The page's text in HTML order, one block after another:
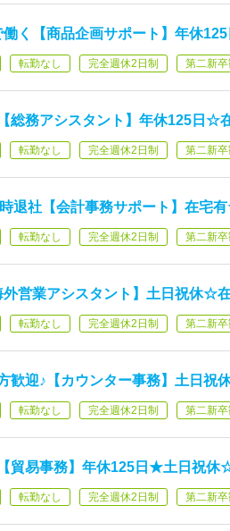
く【商品企画サポート】年休
転勤なし 完全週休2日制 第二新卒
総務アシスタント】年休125日☆
転勤なし 完全週休2日制 第二新卒
退社【会計事務サポート】在宅
転勤なし 完全週休2日制 第二新卒
営業アシスタント】土日祝休☆
転勤なし 完全週休2日制 第二新卒
歓迎♪【カウンター事務】土日祝
転勤なし 完全週休2日制 第二新卒
貿易事務】年休125日★土日祝休
転勤なし 完全週休2日制 第二新卒